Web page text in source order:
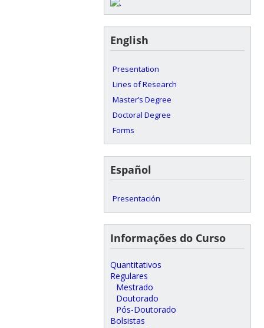
English
Presentation
Lines of Research
Master’s Degree
Doctoral Degree
Forms
Español
Presentación
Informações do Curso
Quantitativos
Regulares
Mestrado
Doutorado
Pós-Doutorado
Bolsistas